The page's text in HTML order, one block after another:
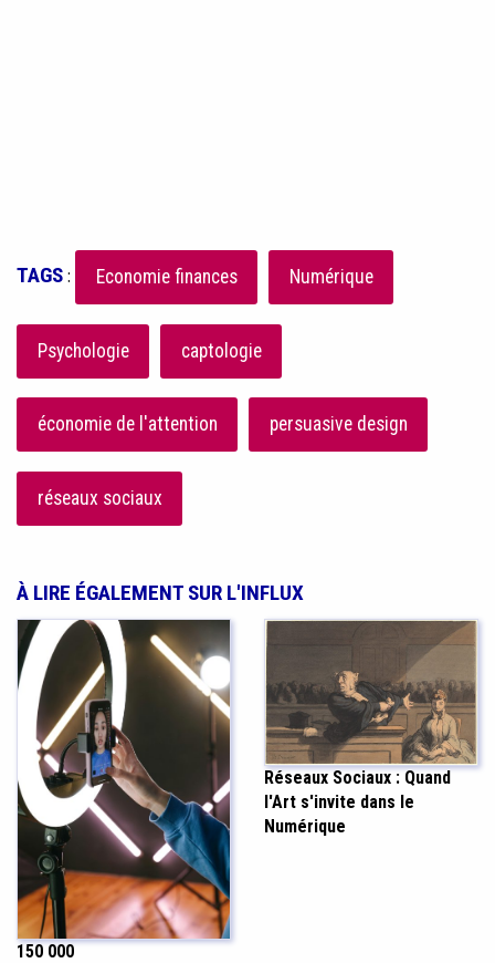
TAGS: Economie finances Numérique
Psychologie captologie
économie de l'attention persuasive design
réseaux sociaux
À LIRE ÉGALEMENT SUR L'INFLUX
150 000
Réseaux Sociaux : Quand
l'Art s'invite dans le
Numérique